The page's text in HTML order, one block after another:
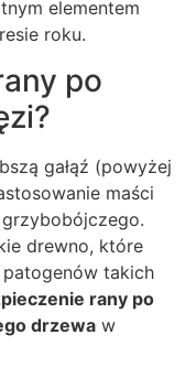
elementem
roku.
po
gałąź (powyżej
maści
drewno, które
takich
rany po
drzewa w